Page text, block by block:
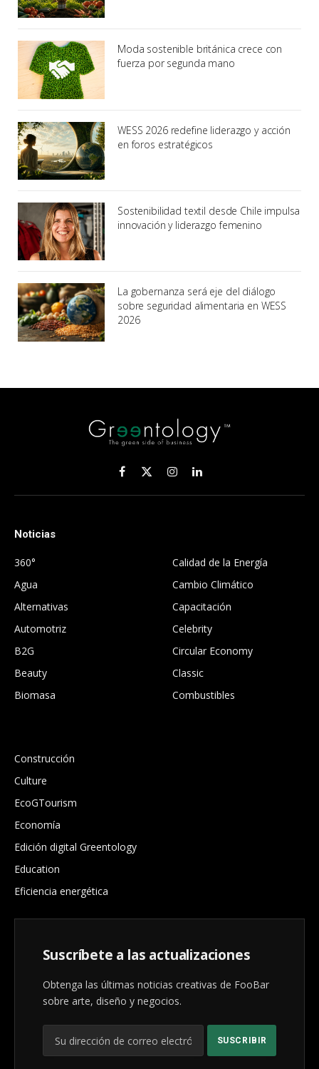
Moda sostenible británica crece con
fuerza por segunda mano
WESS 2026 redefine liderazgo y acción
en foros estratégicos
Sostenibilidad textil desde Chile impulsa
innovación y liderazgo femenino
La gobernanza será eje del diálogo
sobre seguridad alimentaria en WESS
2026
Facebook
X
(Twitter)
InstagramLinkedIn
Noticias
360°
Agua
Alternativas
Automotriz
B2G
Beauty
Biomasa
Calidad de la Energía
Cambio Climático
Capacitación
Celebrity
Circular Economy
Classic
Combustibles
Construcción
Culture
EcoGTourism
Economía
Edición digital Greentology
Education
Eficiencia energética
Suscríbete a las actualizaciones
Obtenga las últimas noticias creativas de FooBar
sobre arte, diseño y negocios.